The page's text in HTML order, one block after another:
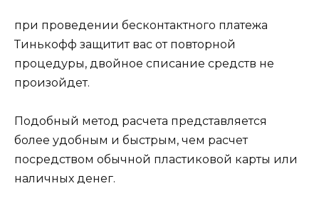
при проведении бесконтактного платежа
Тинькофф защитит вас от повторной
процедуры, двойное списание средств не
произойдет.
Подобный метод расчета представляется
более удобным и быстрым, чем расчет
посредством обычной пластиковой карты или
наличных денег.